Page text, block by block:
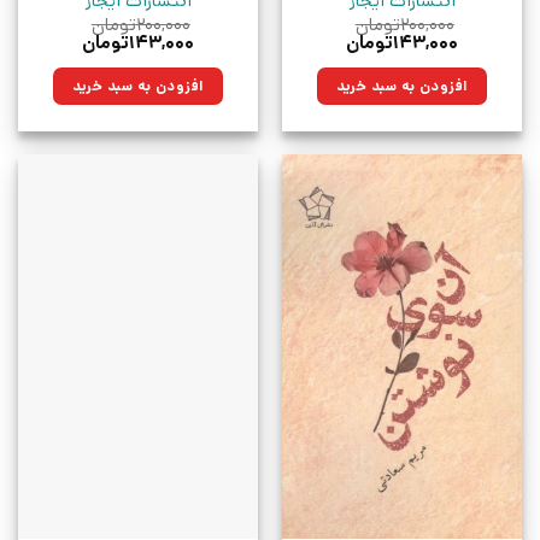
۲۰۰,۰۰۰تومان
قیمت
۲۰۰,۰۰۰تومان
بود.
۱۴۳,۰۰۰تومان
۱۴۳,۰۰۰تومان.افزودن به سبد خرید
۲۰۰,۰۰۰تومان
قیمت
۲۰۰,۰۰۰تومان
بود.
۱۴۳,۰۰۰تومان
۱۴۳,۰۰۰تومان.افزودن به سبد خرید